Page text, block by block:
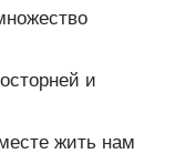
и
жить нам